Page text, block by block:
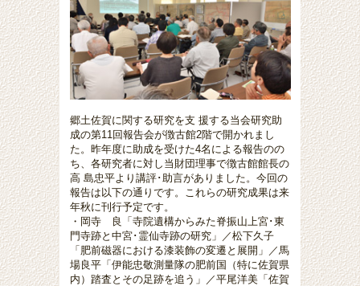
郷土佐賀に関する研究を支 援する当会研究助
成の第11回報告会が徴古館2階で開かれまし
た。昨年度に助成を受けた4名による報告のの
ち、各研究者に対し当財団理事で徴古館館長の
高 島忠平より講評･助言がありました。今回の
報告は以下の通りです。これらの研究成果は来
年秋に刊行予定です。
・岡寺 良「寺院遺構からみた脊振山上宮･東
門寺跡と中宮･霊仙寺跡の研究」／松下久子
「肥前磁器における漆装飾の変遷と展開」
／ 馬
場良平「伊能忠敬測量隊の肥前国（特に佐賀県
内）踏査とその足跡を追う」
／平尾洋美「佐賀